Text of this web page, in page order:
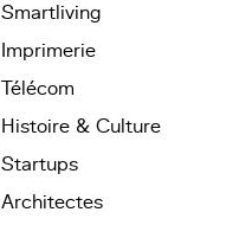
Smartliving
Imprimerie
Télécom
Histoire & Culture
Startups
Architectes